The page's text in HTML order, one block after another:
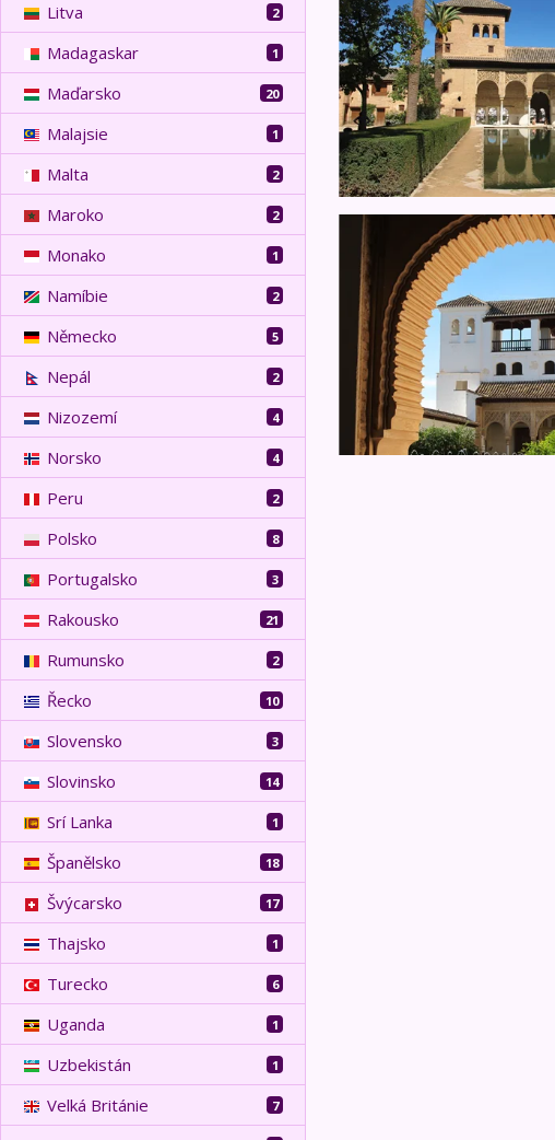
Litva 2
Madagaskar 1
Maďarsko 20
Malajsie 1
Malta 2
Maroko 2
Monako 1
Namíbie 2
Německo 5
Nepál 2
Nizozemí 4
Norsko 4
Peru 2
Polsko 8
Portugalsko 3
Rakousko 21
Rumunsko 2
Řecko 10
Slovensko 3
Slovinsko 14
Srí Lanka 1
Španělsko 18
Švýcarsko 17
Thajsko 1
Turecko 6
Uganda 1
Uzbekistán 1
Velká Británie 7
Andalusie a Murcie letecky